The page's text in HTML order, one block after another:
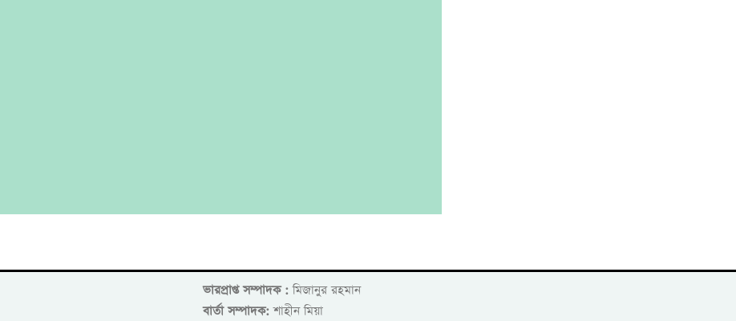
ভারপ্রাপ্ত সম্পাদক : মিজানুর রহমান
বার্তা সম্পাদক: শাহীন মিয়া